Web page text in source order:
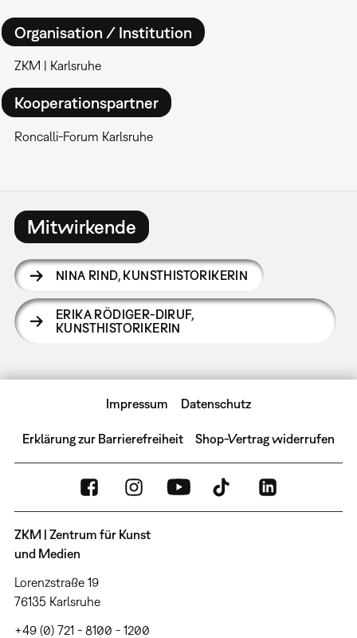
Organisation / Institution
ZKM | Karlsruhe
Kooperationspartner
Roncalli-Forum Karlsruhe
Mitwirkende
NINA RIND, KUNSTHISTORIKERIN
ERIKA RÖDIGER-DIRUF,
KUNSTHISTORIKERIN
Impressum Datenschutz
Erklärung zur Barrierefreiheit Shop-Vertrag widerrufen
ZKM | Zentrum für Kunst
und Medien
Lorenzstraße 19
76135 Karlsruhe
+49 (0) 721 - 8100 - 1200